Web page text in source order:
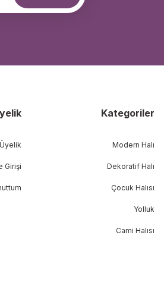
Girişi
Kategoriler
Modern Halı
Dekoratif Halı
Çocuk Halısı
Yolluk
Cami Halısı